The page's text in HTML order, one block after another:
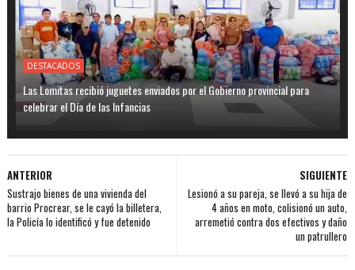
DESTACADOS
Las Lomitas recibió juguetes enviados por el Gobierno provincial para
celebrar el Día de las Infancias
SIGUIENTE
Lesionó a su pareja, se llevó a su hija de
4 años en moto, colisionó un auto,
arremetió contra dos efectivos y daño
un patrullero
ANTERIOR
Sustrajo bienes de una vivienda del
barrio Procrear, se le cayó la billetera,
la Policía lo identificó y fue detenido